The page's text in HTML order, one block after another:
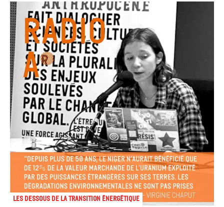
Les dessous de la transition énergétique